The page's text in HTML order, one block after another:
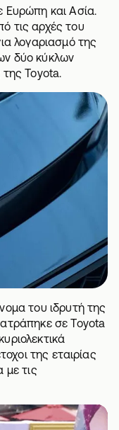
Ευρώπη και Ασία.
τις αρχές του
λογαριασμό της
δύο κύκλων
της Toyota.
του ιδρυτή της
σε Toyota
της εταιρίας
με τις